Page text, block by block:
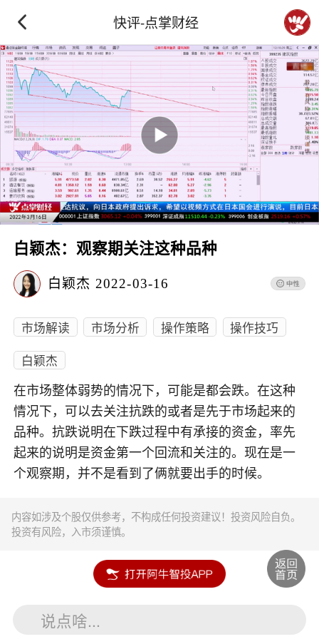
快评-点掌财经
白颖杰：观察期关注这种品种
白颖杰 2022-03-16
市场解读 市场分析 操作策略
操作技巧
白颖杰
在市场整体弱势的情况下，可能是都会跌。在这种
情况下，可以去关注抗跌的或者是先于市场起来的
品种。抗跌说明在下跌过程中有承接的资金，率先
起来的说明是资金第一个回流和关注的。现在是一
个观察期，并不是看到了俩就要出手的时候。
内容如涉及个股仅供参考，不构成任何投资建议！投资风险自负。
投资有风险，入市须谨慎。
说点啥...